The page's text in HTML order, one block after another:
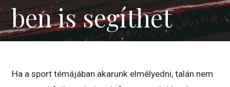
ben is segíthet
Ha a sport témájában akarunk elmélyedni, talán nem